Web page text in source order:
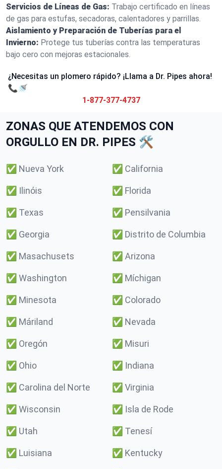
Servicios de Líneas de Gas: Trabajo certificado en líneas
de gas para estufas, secadoras, calentadores y parrillas.
Aislamiento y Preparación de Tuberías para el
Invierno: Protege tus tuberías contra las temperaturas
bajo cero con mejoras estacionales.
¿Necesitas un plomero rápido? ¡Llama a Dr. Pipes ahora!
📞🚿
1-877-377-4737
ZONAS QUE ATENDEMOS CON
ORGULLO EN DR. PIPES 🛠️
✅ Nueva York ✅ California
✅ Ilinóis ✅ Florida
✅ Texas ✅ Pensilvania
✅ Georgia ✅ Distrito de Columbia
✅ Masachusets ✅ Arizona
✅ Washington ✅ Míchigan
✅ Minesota ✅ Colorado
✅ Máriland ✅ Nevada
✅ Oregón ✅ Misuri
✅ Ohio ✅ Indiana
✅ Carolina del Norte ✅ Virginia
✅ Wisconsin ✅ Isla de Rode
✅ Utah ✅ Tenesí
✅ Luisiana ✅ Kentucky